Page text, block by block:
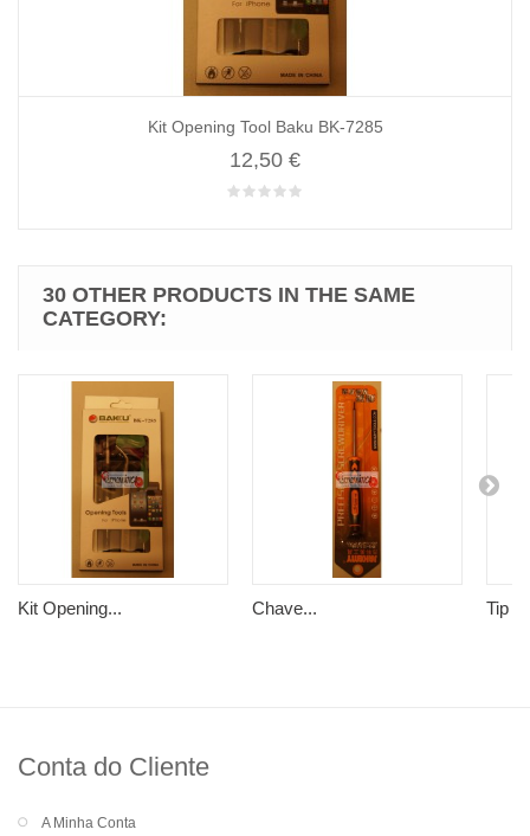
Kit Opening Tool Baku BK-7285
12,50 €
30 OTHER PRODUCTS IN THE SAME
CATEGORY:
Kit Opening... Chave... Tip
Conta do Cliente
A Minha Conta